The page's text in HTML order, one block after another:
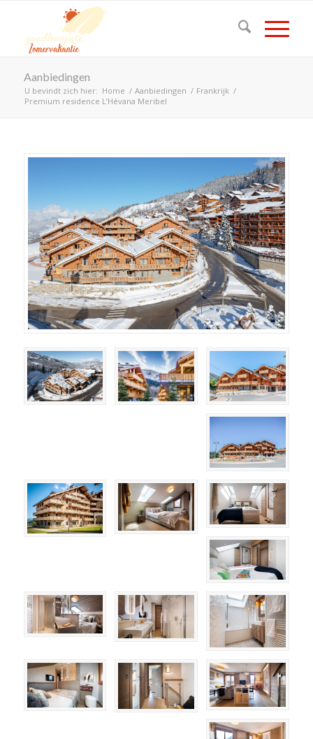
Aanbiedingen
U bevindt zich hier: Home / Aanbiedingen / Frankrijk /
Premium residence L’Hévana Meribel